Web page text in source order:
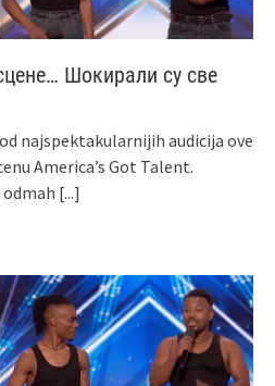
Шокирали су све
najspektakularnijih audicija ove
America’s Got Talent.
[...]